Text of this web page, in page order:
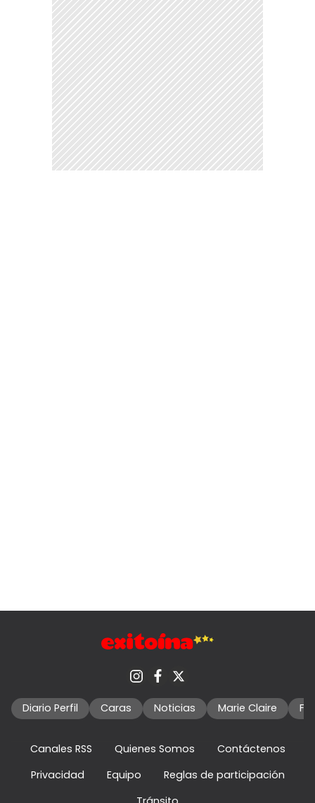
Diario Perfil Caras Noticias Marie Claire
Canales RSS Quienes Somos
Contáctenos
Privacidad
Equipo
Reglas de participación